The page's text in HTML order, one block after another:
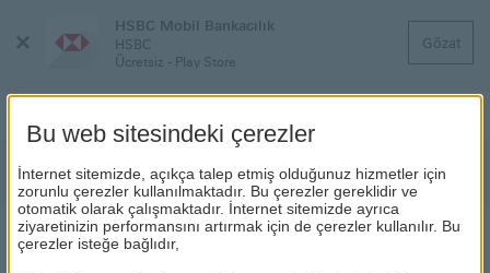
Menüyü
HSBC Mobil Bankacılık
HSBC
Ücretsiz - Play Store
Gözat
Kampanyalar
HSBC PREMİER KREDİ KARTINA LEFTIES
Bu web sitesindeki çerezler
İnternet sitemizde, açıkça talep etmiş olduğunuz hizmetler için
zorunlu çerezler kullanılmaktadır. Bu çerezler gereklidir ve
otomatik olarak çalışmaktadır. İnternet sitemizde ayrıca
ziyaretinizin performansını artırmak için de çerezler kullanılır. Bu
çerezler isteğe bağlıdır,